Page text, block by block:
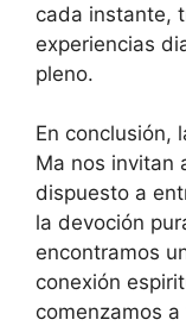
cada instante,
experiencias
pleno.
En conclusión,
Ma nos invitan
dispuesto a
la devoción
encontramos
conexión
comenzamos